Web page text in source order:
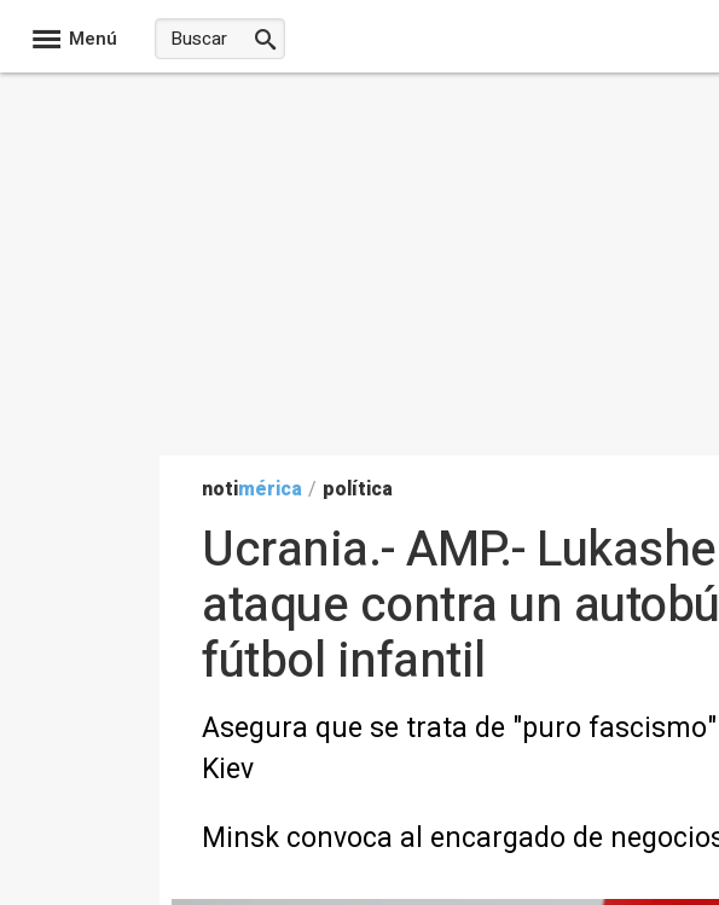
Menú
notimérica / política
Ucrania.- AMP.-
ataque contra un
fútbol infantil
Asegura que se trata de "puro
Kiev
Minsk convoca al encargado de